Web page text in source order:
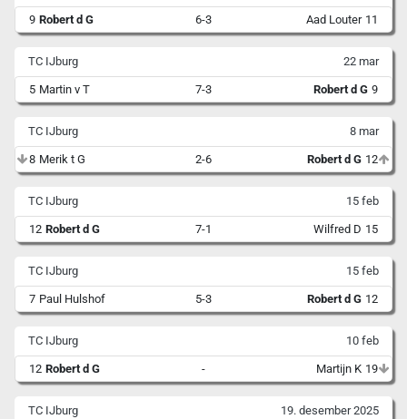
9 Robert d G 6-3 Aad Louter 11
TC IJburg 22 mar
5 Martin v T 7-3 Robert d G 9
TC IJburg 8 mar
8 Merik t G 2-6 Robert d G 12
TC IJburg 15 feb
12 Robert d G 7-1 Wilfred D 15
TC IJburg 15 feb
7 Paul Hulshof 5-3 Robert d G 12
TC IJburg 10 feb
12 Robert d G - Martijn K 19
TC IJburg 19. desember 2025